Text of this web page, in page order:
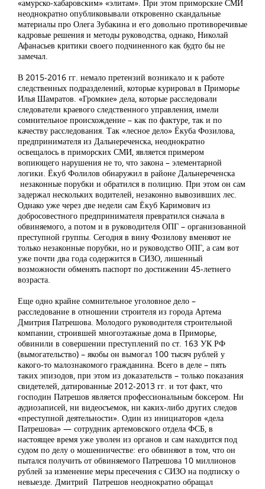
«амурско-хабаровским» «элитам». При этом приморские СМИ
неоднократно опубликовывали откровенно скандальные
материалы про Олега Зубакина и его довольно противоречивые
кадровые решения и методы руководства, однако, Николай
Афанасьев критики своего подчиненного как будто бы не
замечал.
В 2015-2016 гг. немало претензий возникало и к работе
следственных подразделений, которые курировал в Приморье
Илья Шамратов. «Громкие» дела, которые расследовали
следователи краевого следственного управления, имели
сомнительное происхождение – как по фактуре, так и по
качеству расследования. Так «лесное дело» Ёкуба Фозилова,
предпринимателя из Дальнереченска, неоднократно
освещалось в приморских СМИ, является примером
вопиющего нарушения не то, что закона – элементарной
логики. Ёкуб Фолилов обнаружил в районе Дальнереченска
незаконные порубки и обратился в полицию. При этом он сам
задержал нескольких водителей, незаконно вывозивших лес.
Однако уже через две недели сам Ёкуб Каримович из
добросовестного предпринимателя превратился сначала в
обвиняемого, а потом и в руководителя ОПГ – организованной
преступной группы. Сегодня в вину Фозилову вменяют не
только незаконные порубки, но и руководство ОПГ, а сам вот
уже почти два года содержится в СИЗО, лишенный
возможности обменять паспорт по достижении 45-летнего
возраста.
Еще одно крайне сомнительное уголовное дело –
расследование в отношении строителя из города Артема
Дмитрия Патрешова. Молодого руководителя строительной
компании, строившей многоэтажные дома в Приморье,
обвинили в совершении преступлений по ст. 163 УК РФ
(вымогательство) – якобы он вымогал 100 тысяч рублей у
какого-то малознакомого гражданина. Всего в деле – пять
таких эпизодов, при этом из доказательств – только показания
свидетелей, датированные 2012-2013 гг. и тот факт, что
господин Патрешов является профессиональным боксером. Ни
аудиозаписей, ни видеосъемок, ни каких-либо других следов
«преступной деятельности». Один из инициаторов «дела
Патрешова» — сотрудник артемовского отдела ФСБ, в
настоящее время уже уволен из органов и сам находится под
судом по делу о мошенничестве: его обвиняют в том, что он
пытался получить от обвиняемого Патрешова 10 миллионов
рублей за изменение меры пресечения с СИЗО на подписку о
невыезде. Дмитрий Патрешов неоднократно обращал